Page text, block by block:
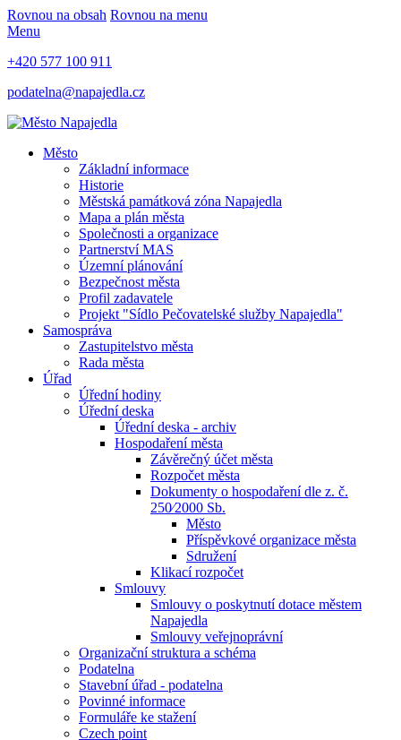
Rovnou na obsah Rovnou na menu
Menu
+420 577 100 911
podatelna@napajedla.cz
Město
Základní informace
Historie
Městská památková zóna Napajedla
Mapa a plán města
Společnosti a organizace
Partnerství MAS
Územní plánování
Bezpečnost města
Profil zadavatele
Projekt "Sídlo Pečovatelské služby Napajedla"
Samospráva
Zastupitelstvo města
Rada města
Úřad
Úřední hodiny
Úřední deska
Úřední deska - archiv
Hospodaření města
Závěrečný účet města
Rozpočet města
Dokumenty o hospodaření dle z. č.
250⁄2000 Sb.
Město
Příspěvkové organizace města
Sdružení
Klikací rozpočet
Smlouvy
Smlouvy o poskytnutí dotace městem
Napajedla
Smlouvy veřejnoprávní
Organizační struktura a schéma
Podatelna
Stavební úřad - podatelna
Povinné informace
Formuláře ke stažení
Czech point